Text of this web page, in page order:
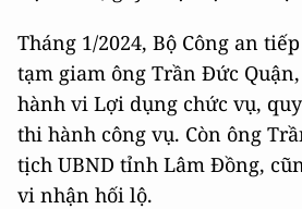
Tháng 1/2024, Bộ Công an
tạm giam ông Trần Đức
hành vi Lợi dụng chức vụ,
thi hành công vụ. Còn ông
tịch UBND tỉnh Lâm Đồng,
vi nhận hối lộ.